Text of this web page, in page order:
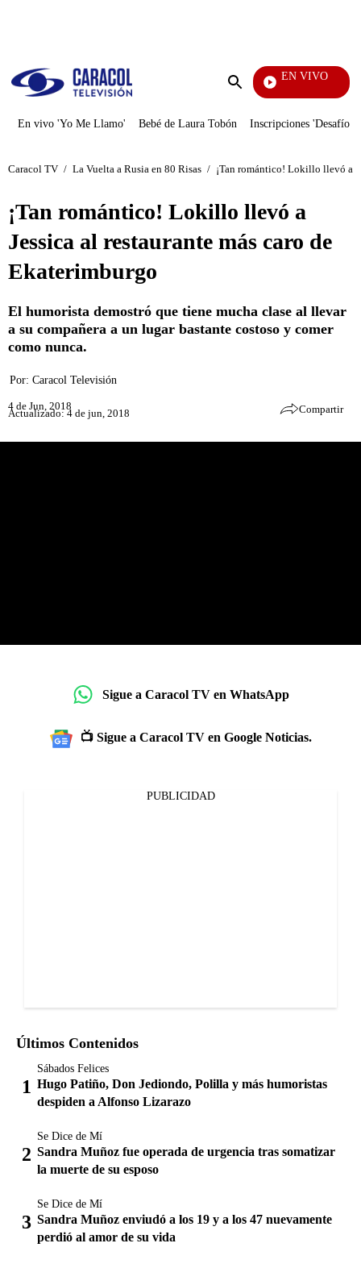
Enviar
EN VIVO
También Caerás
En vivo 'Yo Me Llamo' Bebé de Laura Tobón Inscripciones 'Desafío'
Caracol TV / La Vuelta a Rusia en 80 Risas / ¡Tan romántico! Lokillo llevó a
¡Tan romántico! Lokillo llevó a
Jessica al restaurante más caro de
Ekaterimburgo
El humorista demostró que tiene mucha clase al llevar
a su compañera a un lugar bastante costoso y comer
como nunca.
Por: Caracol Televisión
4 de Jun, 2018
Actualizado: 4 de jun, 2018 Compartir
Sigue a Caracol TV en WhatsApp
📺 Sigue a Caracol TV en Google Noticias.
PUBLICIDAD
Últimos Contenidos
Sábados Felices
Hugo Patiño, Don Jediondo, Polilla y más humoristas
despiden a Alfonso Lizarazo
Se Dice de Mí
Sandra Muñoz fue operada de urgencia tras somatizar
la muerte de su esposo
Se Dice de Mí
Sandra Muñoz enviudó a los 19 y a los 47 nuevamente
perdió al amor de su vida